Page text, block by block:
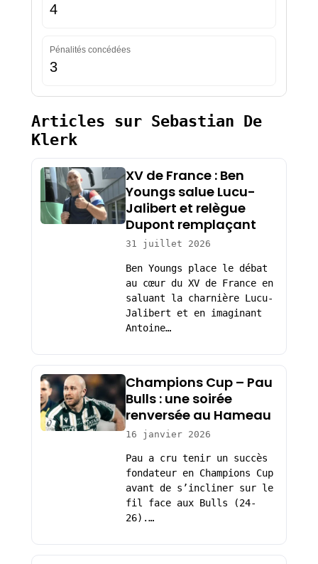
4
Pénalités concédées
3
Articles sur Sebastian De
Klerk
XV de France : Ben
Youngs salue Lucu-
Jalibert et relègue
Dupont remplaçant
31 juillet 2026
Ben Youngs place le débat
au cœur du XV de France en
saluant la charnière Lucu-
Jalibert et en imaginant
Antoine…
Champions Cup – Pau
Bulls : une soirée
renversée au Hameau
16 janvier 2026
Pau a cru tenir un succès
fondateur en Champions Cup
avant de s’incliner sur le
fil face aux Bulls (24-
26).…